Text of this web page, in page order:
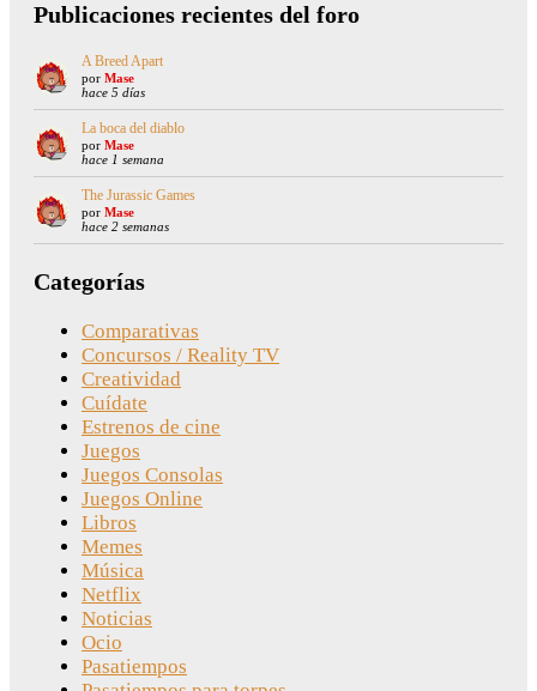
Publicaciones recientes del foro
A Breed Apart
por Mase
hace 5 días
La boca del diablo
por Mase
hace 1 semana
The Jurassic Games
por Mase
hace 2 semanas
Categorías
Comparativas
Concursos / Reality TV
Creatividad
Cuídate
Estrenos de cine
Juegos
Juegos Consolas
Juegos Online
Libros
Memes
Música
Netflix
Noticias
Ocio
Pasatiempos